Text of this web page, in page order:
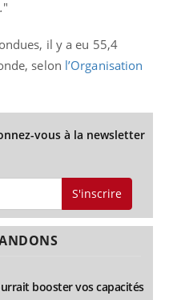
"
il y a eu 55,4
selon l’Organisation
vous à la newsletter
S'inscrire
booster vos capacités